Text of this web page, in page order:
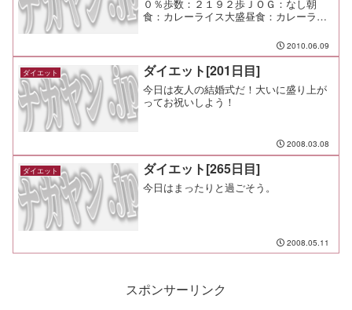
０％歩数：２１９２歩ＪＯＧ：なし朝
食：カレーライス大盛昼食：カレーライ
通院のためお休み。 自宅で仕事も悪く
ないな。 家族で囲む夕食は和やかで楽
しい♪
2010.06.09
ダイエット ダイエット[201日目]
今日は友人の結婚式だ！大いに盛り上が
ってお祝いしよう！
2008.03.08
ダイエット ダイエット[265日目]
今日はまったりと過ごそう。
2008.05.11
スポンサーリンク